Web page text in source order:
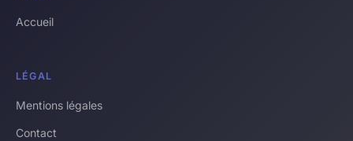
Accueil
LÉGAL
Mentions légales
Contact